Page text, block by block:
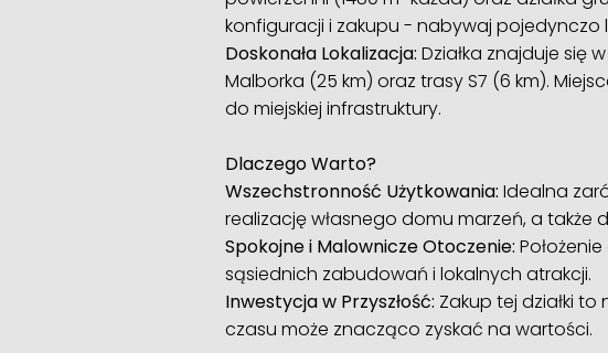
konfiguracji i zakupu - nabywaj pojedynczo
Doskonała Lokalizacja: Działka znajduje się
Malborka (25 km) oraz trasy S7 (6 km).
do miejskiej infrastruktury.
Dlaczego Warto?
Wszechstronność Użytkowania: Idealna
realizację własnego domu marzeń, a
Spokojne i Malownicze Otoczenie:
sąsiednich zabudowań i lokalnych atrakcji.
Inwestycja w Przyszłość: Zakup tej działki
czasu może znacząco zyskać na wartości.